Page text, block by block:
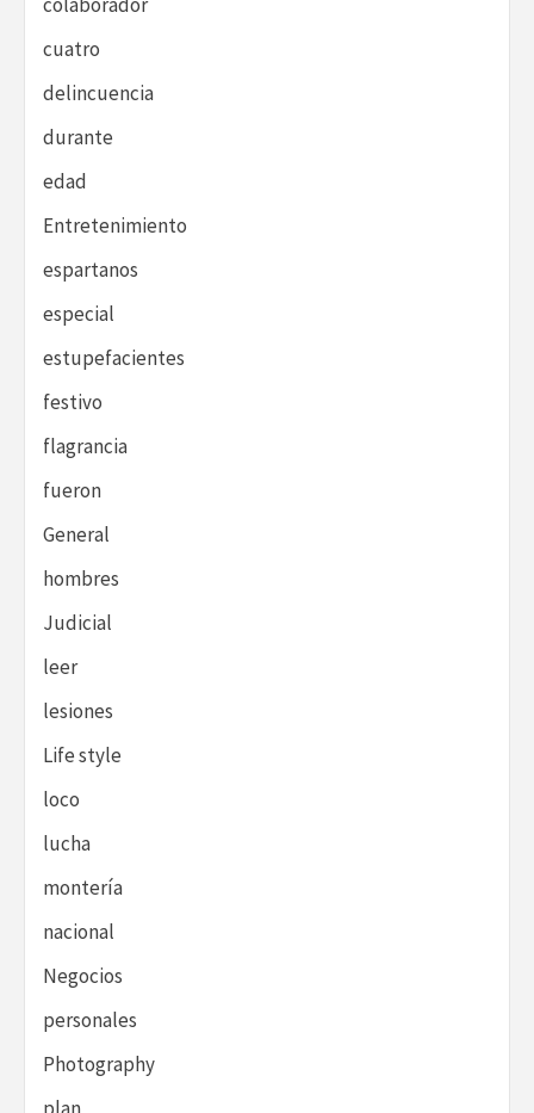
cuatro
delincuencia
durante
edad
Entretenimiento
espartanos
especial
estupefacientes
festivo
flagrancia
fueron
General
hombres
Judicial
leer
lesiones
Life style
loco
lucha
montería
nacional
Negocios
personales
Photography